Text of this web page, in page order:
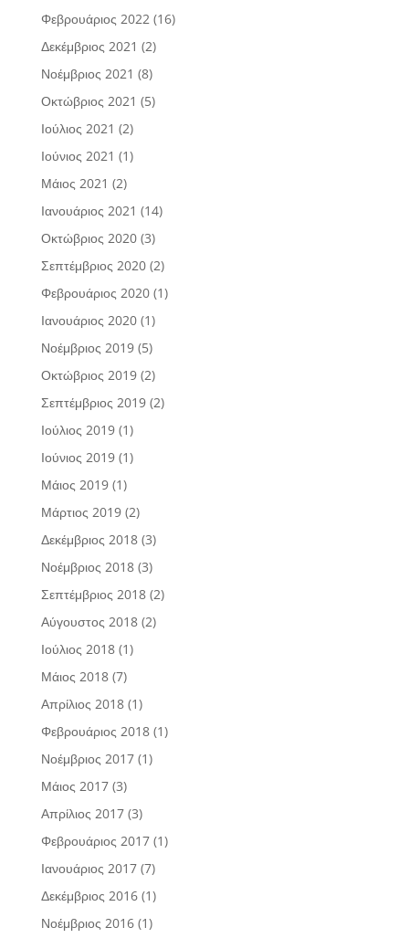
Φεβρουάριος 2022(16)
Δεκέμβριος 2021 (2)
Νοέμβριος 2021 (8)
Οκτώβριος 2021 (5)
Ιούλιος 2021 (2)
Ιούνιος 2021 (1)
Μάιος 2021 (2)
Ιανουάριος 2021 (14)
Οκτώβριος 2020(3)
Σεπτέμβριος 2020(2)
Φεβρουάριος 2020(1)
Ιανουάριος 2020(1)
Νοέμβριος 2019(5)
Οκτώβριος 2019(2)
Σεπτέμβριος 2019(2)
Ιούλιος 2019(1)
Ιούνιος 2019(1)
Μάιος 2019(1)
Μάρτιος 2019(2)
Δεκέμβριος 2018(3)
Νοέμβριος 2018(3)
Σεπτέμβριος 2018(2)
Αύγουστος 2018(2)
Ιούλιος 2018(1)
Μάιος 2018(7)
Απρίλιος 2018(1)
Φεβρουάριος 2018(1)
Νοέμβριος 2017(1)
Μάιος 2017(3)
Απρίλιος 2017(3)
Φεβρουάριος 2017(1)
Ιανουάριος 2017(7)
Δεκέμβριος 2016(1)
Νοέμβριος 2016(1)